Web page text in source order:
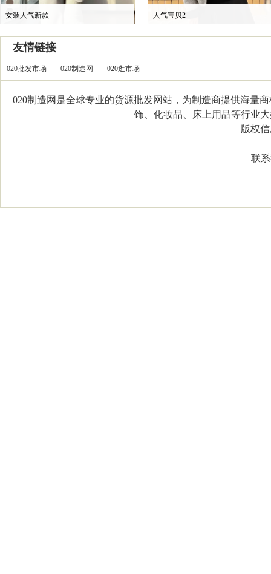
女装人气新款 人气宝贝2
友情链接
020批发市场 020制造网 020逛市场
020制造网是全球专业的货源批发网站，为制造商提供海量
饰、化妆品、床上用品等行业
版权信
联